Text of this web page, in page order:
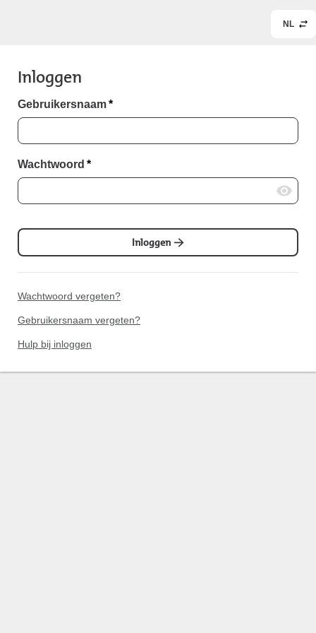
NL
Inloggen
Gebruikersnaam*
Wachtwoord *
Inloggen
Wachtwoord vergeten?
Gebruikersnaam vergeten?
Hulp bij inloggen